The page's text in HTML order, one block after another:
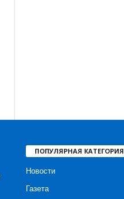
ПОПУЛЯРНАЯ КАТЕГОРИЯ
Новости
Газета